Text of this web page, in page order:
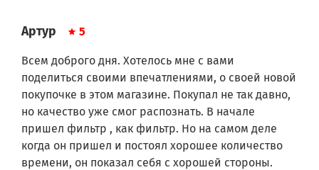
Артур 5
Всем доброго дня. Хотелось мне с вами
поделиться своими впечатлениями, о своей новой
покупочке в этом магазине. Покупал не так давно,
но качество уже смог распознать. В начале
пришел фильтр , как фильтр. Но на самом деле
когда он пришел и постоял хорошее количество
времени, он показал себя с хорошей стороны.